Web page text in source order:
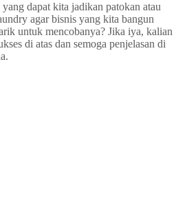
dapat kita jadikan patokan atau
agar bisnis yang kita bangun
untuk mencobanya? Jika iya, kalian
di atas dan semoga penjelasan di